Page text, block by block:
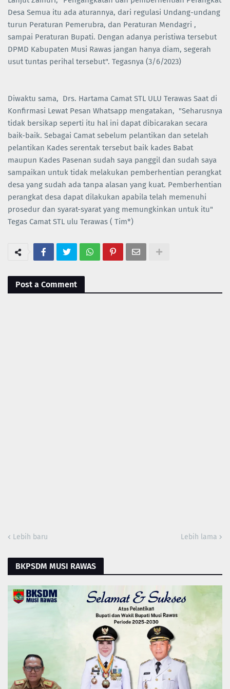
Desa Semua itu ada aturannya, dari regulasi Undang-undang
turun Peraturan Pemerubra, dan Peraturan Mendagri ,
sampai Peraturan Bupati. Dengan adanya peristiwa tersebut
DPMD Kabupaten Musi Rawas jangan hanya diam, segerah
usut tuntas perihal tersebut". Tegasnya (3/6/2023)
Diwaktu sama, Drs. Hartama Camat STL ULU Terawas Saat di
Konfirmasi Lewat Pesan Whatsapp mengatakan, "Seharusnya
tidak bersikap seperti itu hal ini dapat dibicarakan secara
baik-baik. Sebagai Camat sebelum pelantikan dan setelah
pelantikan Kades serentak tersebut baik kades Babat
maupun Kades Pasenan sudah saya panggil dan sudah saya
sampaikan untuk tidak melakukan pemberhentian perangkat
desa yang sudah ada tanpa alasan yang kuat. Pemberhentian
perangkat desa dapat dilakukan apabila telah memenuhi
prosedur dan syarat-syarat yang memungkinkan untuk itu"
Tegas Camat STL ulu Terawas ( Tim*)
Post a Comment
Lebih baru Lebih lama
BKPSDM MUSI RAWAS